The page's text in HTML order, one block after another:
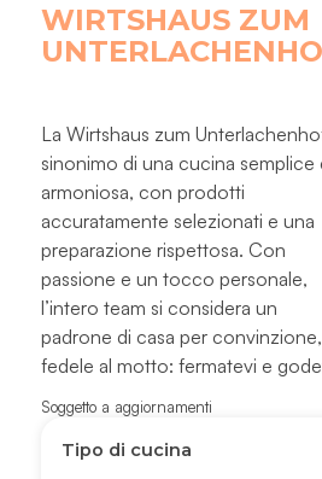
WIRTSHAUS ZUM
La Wirtshaus zum
sinonimo di una cucina semplice
armoniosa, con prodotti
accuratamente selezionati e una
preparazione rispettosa. Con
passione e un tocco personale,
l’intero team si considera un
padrone di casa per convinzione,
fedele al motto: fermatevi e
Soggetto a aggiornamenti
Tipo di cucina